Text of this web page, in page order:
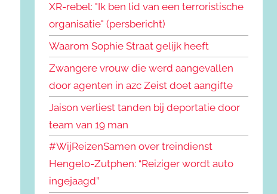
XR-rebel: "Ik ben lid van een terroristische
organisatie" (persbericht)
Waarom Sophie Straat gelijk heeft
Zwangere vrouw die werd aangevallen
door agenten in azc Zeist doet aangifte
Jaison verliest tanden bij deportatie door
team van 19 man
#WijReizenSamen over treindienst
Hengelo-Zutphen: “Reiziger wordt auto
ingejaagd”